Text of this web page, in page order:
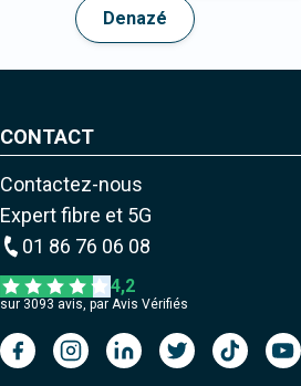
Denazé
CONTACT
Contactez-nous
Expert fibre et 5G
01 86 76 06 08
4,2
sur 3093 avis, par Avis Vérifiés